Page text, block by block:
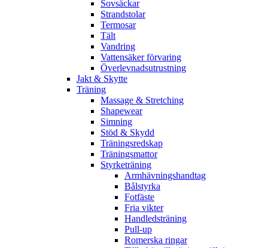
Sovsäckar
Strandstolar
Termosar
Tält
Vandring
Vattensäker förvaring
Överlevnadsutrustning
Jakt & Skytte
Träning
Massage & Stretching
Shapewear
Simning
Stöd & Skydd
Träningsredskap
Träningsmattor
Styrketräning
Armhävningshandtag
Bålstyrka
Fotfäste
Fria vikter
Handledsträning
Pull-up
Romerska ringar